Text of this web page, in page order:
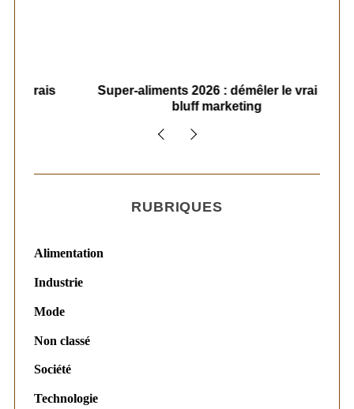
Super-aliments 2026 : démêler le vrai du
bluff marketing
RUBRIQUES
Alimentation
Industrie
Mode
Non classé
Société
Technologie